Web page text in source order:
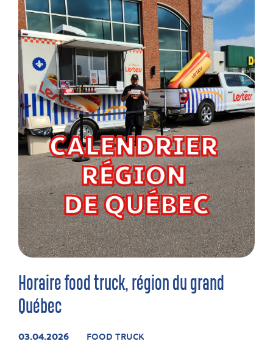
Horaire food truck, région du grand
Québec
03.04.2026 FOOD TRUCK